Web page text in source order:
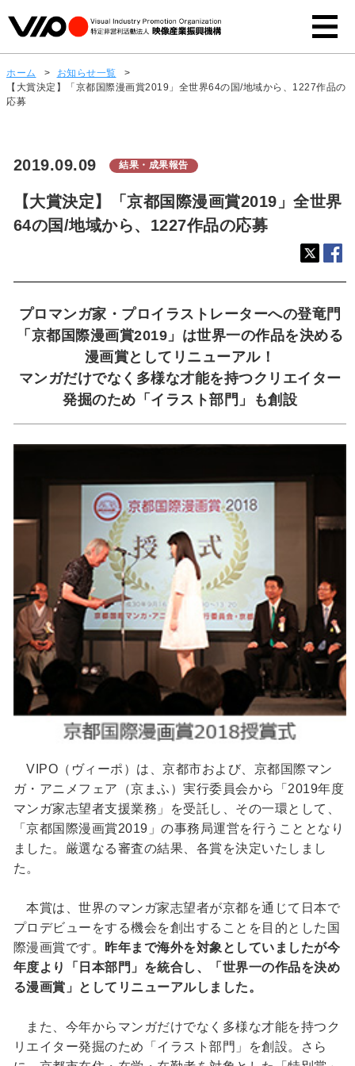
ホーム > お知らせ一覧
>
【大賞決定】「京都国際漫画賞2019」全世界64の国/地域から、1227作品の
応募
2019.09.09 結果・成果報告
【大賞決定】「京都国際漫画賞2019」全世界
64の国/地域から、1227作品の応募
プロマンガ家・プロイラストレーターへの登竜門
「京都国際漫画賞2019」は世界一の作品を決める
漫画賞としてリニューアル！
マンガだけでなく多様な才能を持つクリエイター
発掘のため「イラスト部門」も創設
VIPO（ヴィーポ）は、京都市および、京都国際マン
ガ・アニメフェア（京まふ）実行委員会から「2019年度
マンガ家志望者支援業務」を受託し、その一環として、
「京都国際漫画賞2019」の事務局運営を行うこととなり
ました。厳選なる審査の結果、各賞を決定いたしまし
た。
本賞は、世界のマンガ家志望者が京都を通じて日本で
プロデビューをする機会を創出することを目的とした国
際漫画賞です。
昨年まで海外を対象としていましたが今
年度より「日本部門」を統合し、「世界一の作品を決め
る漫画賞」としてリニューアルしました。
また、今年からマンガだけでなく多様な才能を持つク
リエイター発掘のため「イラスト部門」を創設。さら